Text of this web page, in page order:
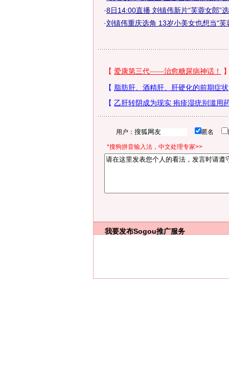
·8日14:00直播 刘镇伟新片“芙蓉女郎”
·刘镇伟重庆选角 13岁小美女也想当“芙
用户： 匿名
*搜狗拼音输入法，中文处理专家>>
我要发布Sogou推广服务